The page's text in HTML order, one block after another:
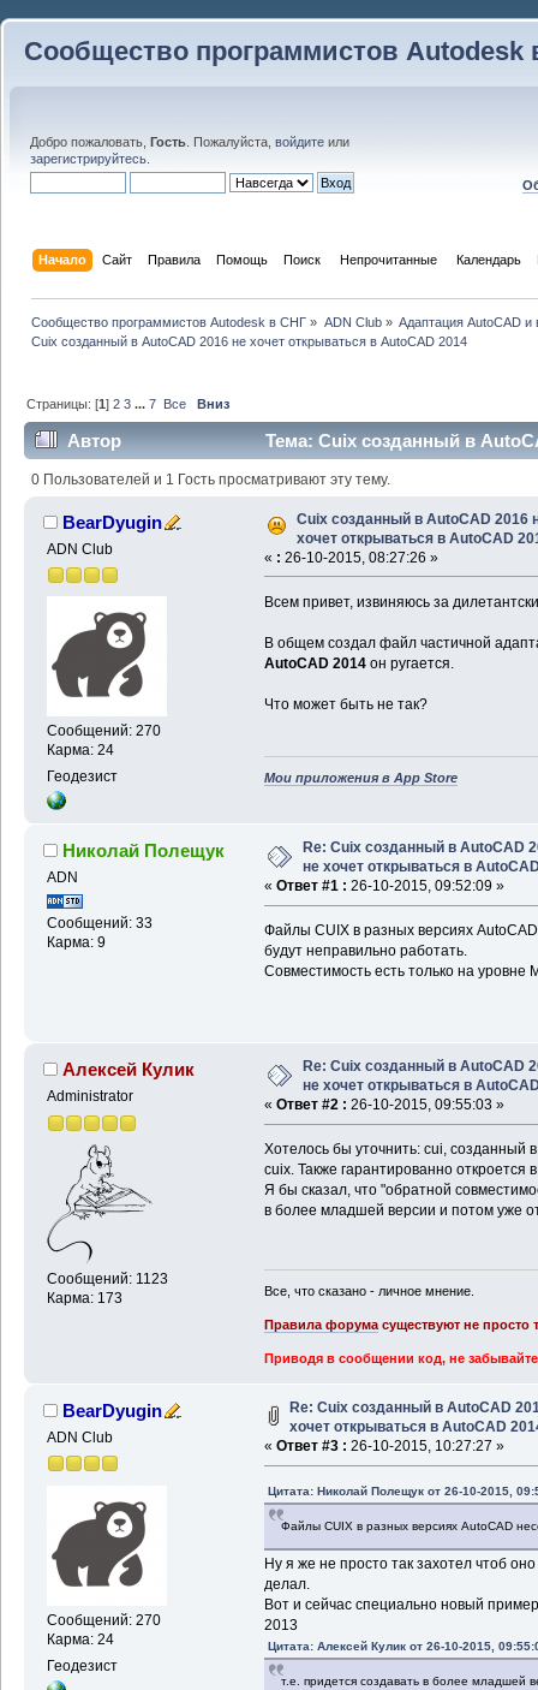
Сообщество программистов Autodesk
Добро пожаловать, Гость . Пожалуйста, войдите или
зарегистрируйтесь
Начало Сайт Правила Помощь Поиск Непрочитанные Календарь
Сообщество программистов Autodesk в СНГ » ADN Club» Адаптация AutoCAD и
Cuix созданный в AutoCAD 2016 не хочет открываться в AutoCAD 2014
Страницы: [1]2 3 ...7 Все Вниз
Автор
Тема: Cuix созданный в
AutoCAD 2014 (Прочитано 157909 раз)
0 Пользователей и 1 Гость просматривают эту тему.
BearDyugin
ADN Club
Сообщений: 270
Карма: 24
Геодезист
Cuix созданный в AutoCAD 2016
хочет открываться в AutoCAD
« : 26-10-2015, 08:27:26 »
Всем привет, извиняюсь за
В общем создал файл частичной
AutoCAD 2014он ругается.
Что может быть не так?
Мои приложения в App Store
Николай Полещук
ADN
Сообщений: 33
Карма: 9
Re: Cuix созданный в AutoCAD
не хочет открываться в
« Ответ #1 : 26-10-2015, 09:52:09 »
Файлы CUIX в разных версиях
будут неправильно работать.
Совместимость есть только на уровне
Алексей Кулик
Administrator
Сообщений: 1123
Карма: 173
Re: Cuix созданный в AutoCAD
не хочет открываться в
« Ответ #2 : 26-10-2015, 09:55:03 »
Хотелось бы уточнить: cui, созданный
cuix. Также гарантированно откроется
Я бы сказал, что "обратной
в более младшей версии и потом уже
Все, что сказано - личное мнение.
Правила форумасуществуют не просто
Приводя в сообщении код, не
BearDyugin
ADN Club
Сообщений: 270
Карма: 24
Геодезист
Re: Cuix созданный в AutoCAD
хочет открываться в AutoCAD
« Ответ #3 : 26-10-2015, 10:27:27 »
Цитата: Николай Полещук от 26-10-2015,
Файлы CUIX в разных версиях AutoCAD
Ну я же не просто так захотел чтоб
делал.
Вот и сейчас специально новый
2013
Цитата: Алексей Кулик от 26-10-2015,
т.е. придется создавать в более младшей